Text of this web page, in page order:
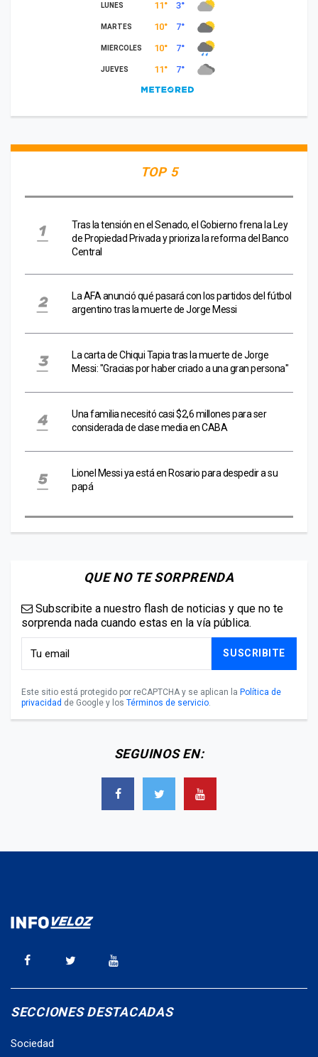
TOP 5
Tras la tensión en el Senado, el Gobierno frena la Ley
de Propiedad Privada y prioriza la reforma del Banco
Central
La AFA anunció qué pasará con los partidos del fútbol
argentino tras la muerte de Jorge Messi
La carta de Chiqui Tapia tras la muerte de Jorge
Messi: "Gracias por haber criado a una gran persona"
Una familia necesitó casi $2,6 millones para ser
considerada de clase media en CABA
Lionel Messi ya está en Rosario para despedir a su
papá
QUE NO TE SORPRENDA
Subscribite a nuestro flash de noticias y que no te
sorprenda nada cuando estas en la vía pública.
SUSCRIBITE
Este sitio está protegido por reCAPTCHA y se aplican la Política de
privacidad de Google y los Términos de servicio.
SEGUINOS EN:
SECCIONES DESTACADAS
Sociedad